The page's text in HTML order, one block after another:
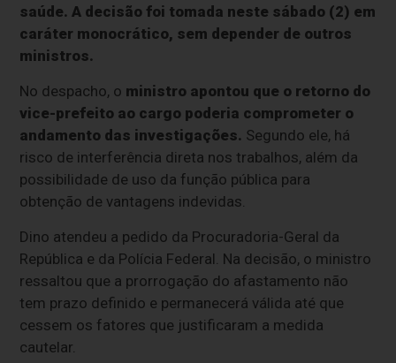
saúde. A decisão foi tomada neste sábado (2) em
caráter monocrático, sem depender de outros
ministros.
No despacho, o ministro apontou que o retorno do
vice-prefeito ao cargo poderia comprometer o
andamento das investigações. Segundo ele, há
risco de interferência direta nos trabalhos, além da
possibilidade de uso da função pública para
obtenção de vantagens indevidas.
Dino atendeu a pedido da Procuradoria-Geral da
República e da Polícia Federal. Na decisão, o ministro
ressaltou que a prorrogação do afastamento não
tem prazo definido e permanecerá válida até que
cessem os fatores que justificaram a medida
cautelar.